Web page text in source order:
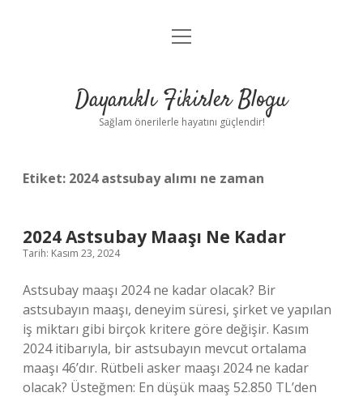
Anasayfa
Yasal Uyarı
menüyü
Dayanıklı Fikirler Blogu
Sağlam önerilerle hayatını güçlendir!
Etiket: 2024 astsubay alımı ne zaman
2024 Astsubay Maaşı Ne Kadar
Tarih: Kasım 23, 2024
Astsubay maaşı 2024 ne kadar olacak? Bir
astsubayın maaşı, deneyim süresi, şirket ve yapılan
iş miktarı gibi birçok kritere göre değişir. Kasım
2024 itibarıyla, bir astsubayın mevcut ortalama
maaşı 46’dır. Rütbeli asker maaşı 2024 ne kadar
olacak? Üsteğmen: En düşük maaş 52.850 TL’den